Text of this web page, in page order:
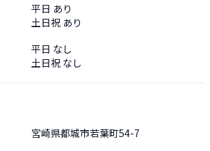
平日 あり
土日祝 あり
平日 なし
土日祝 なし
宮崎県都城市若葉町54-7